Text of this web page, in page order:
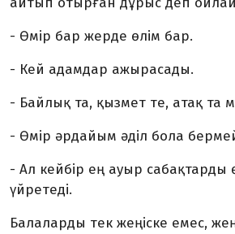
- Өмір бар жерде өлім бар.
- Кей адамдар ажырасады.
- Байлық та, қызмет те, атақ та
- Өмір әрдайым әділ бола
- Ал кейбір ең ауыр сабақтарды
үйретеді.
Балаларды тек жеңіске емес,